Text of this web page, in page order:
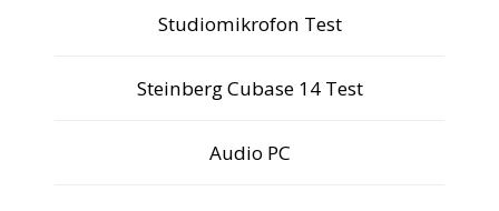
Studiomikrofon Test
Steinberg Cubase 14 Test
Audio PC